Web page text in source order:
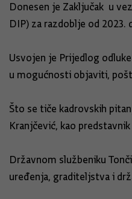
Donesen je Zaključak u
DIP) za razdoblje od
Usvojen je Prijedlog
u mogućnosti objaviti,
Što se tiče kadrovskih
Kranjčević, kao
Državnom službeniku
uređenja, graditeljstva i